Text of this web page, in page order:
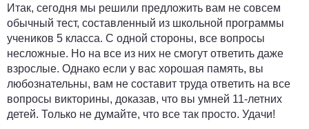
Итак, сегодня мы решили предложить вам не совсем
обычный тест, составленный из школьной программы
учеников 5 класса. С одной стороны, все вопросы
несложные. Но на все из них не смогут ответить даже
взрослые. Однако если у вас хорошая память, вы
любознательны, вам не составит труда ответить на все
вопросы викторины, доказав, что вы умней 11-летних
детей. Только не думайте, что все так просто. Удачи!